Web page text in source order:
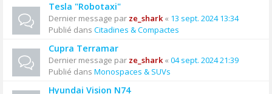
Tesla "Robotaxi"
Dernier message par ze_shark« 13 sept. 2024 13:34
Publié dans Citadines & Compactes
Cupra Terramar
Dernier message par ze_shark« 04 sept. 2024 21:39
Publié dans Monospaces & SUVs
Hyundai Vision N74